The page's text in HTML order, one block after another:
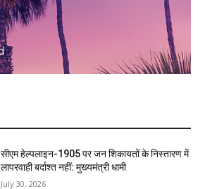
सीएम हेल्पलाइन-1905 पर जन शिकायतों के निस्तारण में
लापरवाही बर्दाश्त नहीं: मुख्यमंत्री धामी
July 30, 2026